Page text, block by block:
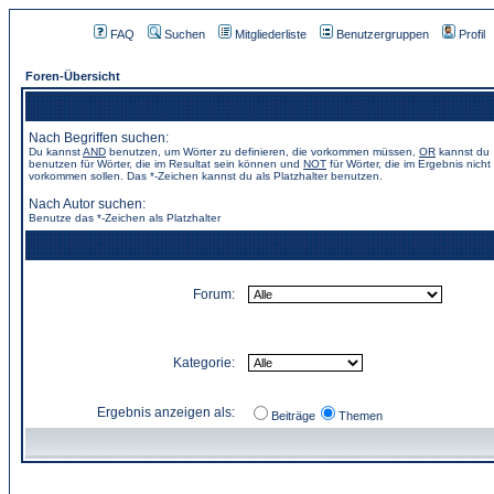
FAQ Suchen Mitgliederliste Benutzergruppen Profil
Foren-Übersicht
Nach Begriffen suchen:
Du kannstAND benutzen, um Wörter zu definieren, die vorkommen müssen, OR kannst du
benutzen für Wörter, die im Resultat sein können und NOT für Wörter, die im Ergebnis nicht
vorkommen sollen. Das *-Zeichen kannst du als Platzhalter benutzen.
Nach Autor suchen:
Benutze das *-Zeichen als Platzhalter
Forum:
Kategorie:
Ergebnis anzeigen als: Beiträge Themen